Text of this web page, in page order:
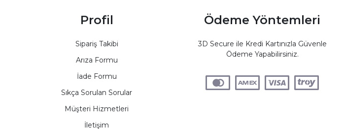
Profil
Sipariş Takibi
Arıza Formu
İade Formu
Sıkça Sorulan Sorular
Müşteri Hizmetleri
İletişim
Ödeme Yöntemleri
3D Secure ile Kredi Kartınızla Güvenle
Ödeme Yapabilirsiniz.